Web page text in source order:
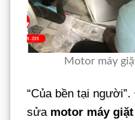
Motor máy
“Của bền tại
sửa motor máy giặt